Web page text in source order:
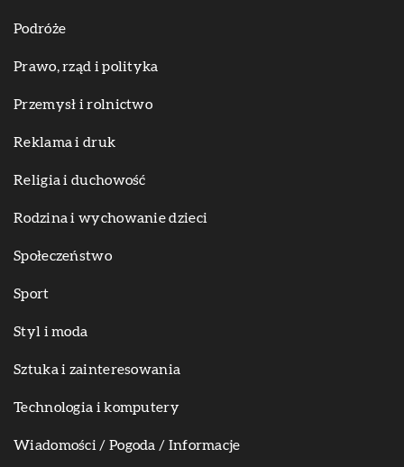
Podróże
Prawo, rząd i polityka
Przemysł i rolnictwo
Reklama i druk
Religia i duchowość
Rodzina i wychowanie dzieci
Społeczeństwo
Sport
Styl i moda
Sztuka i zainteresowania
Technologia i komputery
Wiadomości / Pogoda / Informacje